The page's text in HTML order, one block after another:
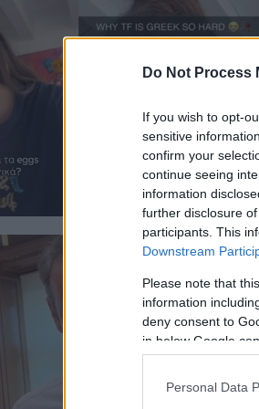
Do Not Process
If you wish to opt-
sensitive
confirm your
continue seeing
information
further disclosure
participants. This
Downstream
Please note that
information
deny consent to
in below Google
Personal Data